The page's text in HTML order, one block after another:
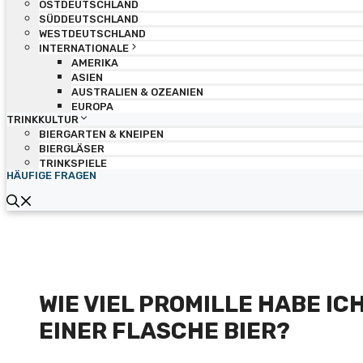
OSTDEUTSCHLAND
SÜDDEUTSCHLAND
WESTDEUTSCHLAND
INTERNATIONALE
AMERIKA
ASIEN
AUSTRALIEN & OZEANIEN
EUROPA
TRINKKULTUR
BIERGARTEN & KNEIPEN
BIERGLÄSER
TRINKSPIELE
HÄUFIGE FRAGEN
WIE VIEL PROMILLE HABE
EINER FLASCHE BIER?